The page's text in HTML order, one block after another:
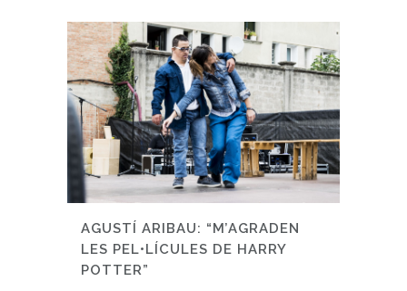
AGUSTÍ ARIBAU: “M’AGRADEN
LES PEL•LÍCULES DE HARRY
POTTER”